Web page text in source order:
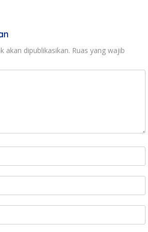
akan dipublikasikan. Ruas yang wajib